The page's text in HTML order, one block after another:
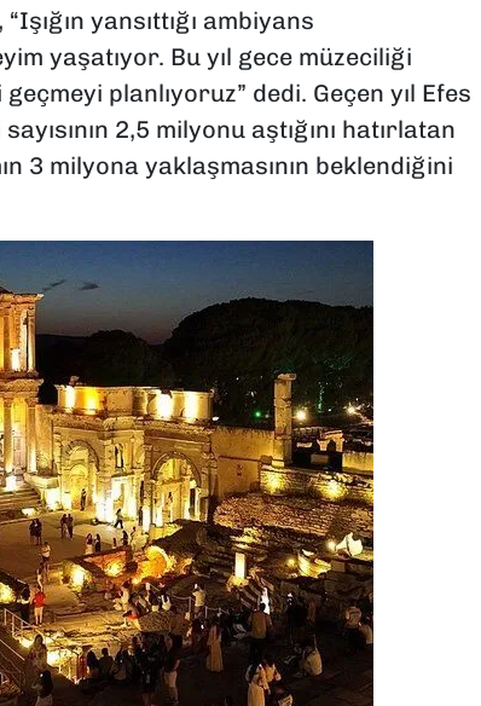
yansıttığı ambiyans
yaşatıyor. Bu yıl gece müzeciliği
planlıyoruz” dedi. Geçen yıl Efes
2,5 milyonu aştığını hatırlatan
3 milyona yaklaşmasının beklendiğini